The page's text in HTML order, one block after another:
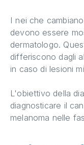
I nei che
devono essere
dermatologo.
differiscono dagli
in caso di lesioni
L'obiettivo della
diagnosticare il
melanoma nelle